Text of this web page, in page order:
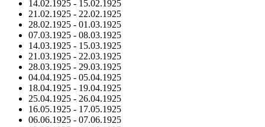
14.02.1925 - 15.02.1925
21.02.1925 - 22.02.1925
28.02.1925 - 01.03.1925
07.03.1925 - 08.03.1925
14.03.1925 - 15.03.1925
21.03.1925 - 22.03.1925
28.03.1925 - 29.03.1925
04.04.1925 - 05.04.1925
18.04.1925 - 19.04.1925
25.04.1925 - 26.04.1925
16.05.1925 - 17.05.1925
06.06.1925 - 07.06.1925